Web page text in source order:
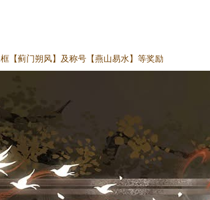
【蓟门朔风】及称号【燕山易水】等奖励